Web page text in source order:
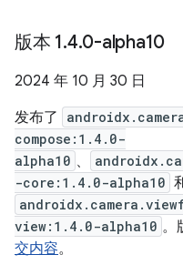
版本 1.4.0-alpha10
2024 年 10 月 30 日
发布了
compose:1.4.0-
alpha10 、
-core:1.4.0-alpha10
view:1.4.0-alpha10 。
交内容。